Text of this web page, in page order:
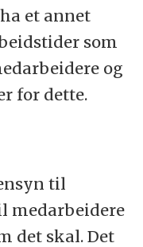
et annet
som
og
for dette.
til
medarbeidere
det skal. Det